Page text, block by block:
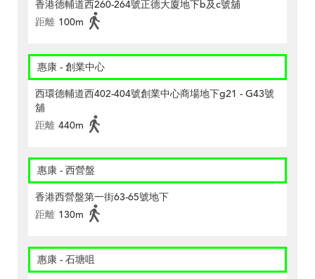
香港德輔道西260-264號正德大廈地下b及c號舖
距離 100m
惠康 - 創業中心
西環德輔道西402-404號創業中心商場地下g21 - G43號
舖
距離 440m
惠康 - 西營盤
香港西營盤第一街63-65號地下
距離 130m
惠康 - 石塘咀